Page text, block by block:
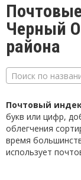
Черный
района
Поиск по
Почтовый
букв или цифр,
облегчения
время
использует